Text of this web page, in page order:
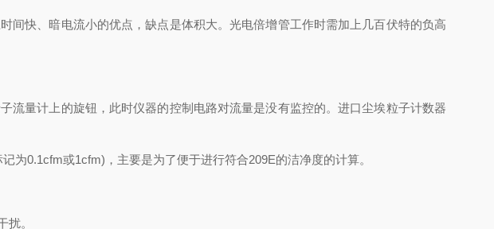
快、暗电流小的优点，缺点是体积大。光电倍增管工作时需加上几百伏特的负高
量计上的旋钮，此时仪器的控制电路对流量是没有监控的。进口尘埃粒子计数器
0.1cfm或1cfm)，主要是为了便于进行符合209E的洁净度的计算。
。